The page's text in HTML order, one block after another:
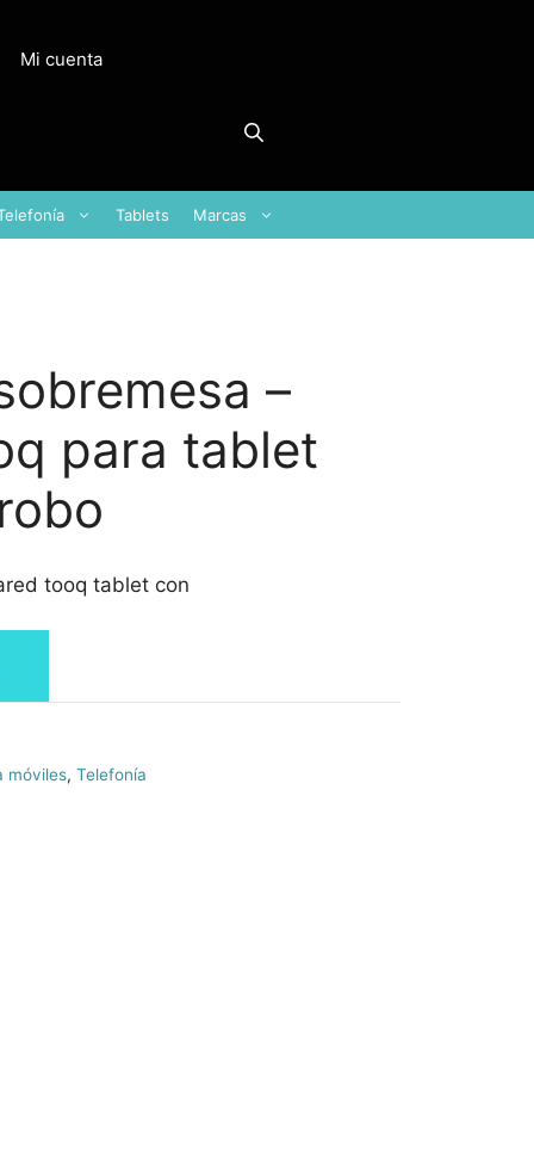
Mi cuenta
Tablets Marcas
–
para tablet
tooq tablet con
móviles, Telefonía